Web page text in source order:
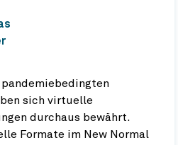
pandemiebedingten
sich virtuelle
durchaus bewährt.
Formate im New Normal